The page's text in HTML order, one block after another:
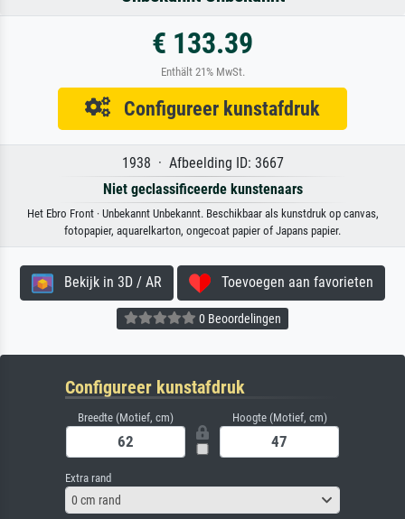
€ 133.39
Enthält 21% MwSt.
Configureer kunstafdruk
1938 · Afbeelding ID: 3667
Niet geclassificeerde kunstenaars
Het Ebro Front · Unbekannt Unbekannt. Beschikbaar als kunstdruk op canvas,
fotopapier, aquarelkarton, ongecoat papier of Japans papier.
Bekijk in 3D / AR Toevoegen aan favorieten
0 Beoordelingen
Configureer kunstafdruk
Breedte (Motief, cm) Hoogte (Motief, cm)
Extra rand
0 cm rand